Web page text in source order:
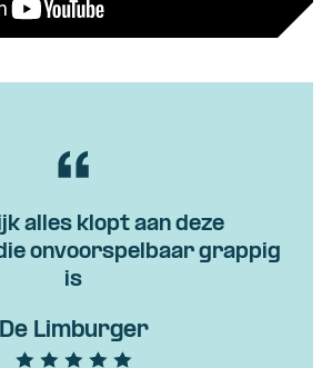
alles klopt aan deze
onvoorspelbaar grappig
is
De Limburger